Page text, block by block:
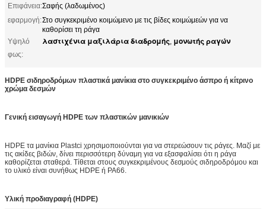
Επιφάνεια:Σαφής (λαδωμένος)
εφαρμογή:Στο συγκεκριμένο κοιμώμενο με τις βίδες κοιμώμεών για να
καθορίσει τη ράγα
Υψηλό
φως:
λαστιχένια μαξιλάρια διαδρομής, μονωτής ραγών
HDPE σιδηροδρόμων πλαστικά μανίκια στο συγκεκριμένο άσπρο ή κίτρινο
χρώμα δεσμών
Γενική εισαγωγή HDPE των πλαστικών μανικιών
HDPE τα μανίκια Plastci χρησιμοποιούνται για να στερεώσουν τις ράγες. Μαζί με
τις ακίδες βιδών, δίνει περισσότερη δύναμη για να εξασφαλίσει ότι η ράγα
καθορίζεται σταθερά. Τίθεται στους συγκεκριμένους δεσμούς σιδηροδρόμου και
το υλικό είναι συνήθως HDPE ή PA66.
Υλική προδιαγραφή (HDPE)